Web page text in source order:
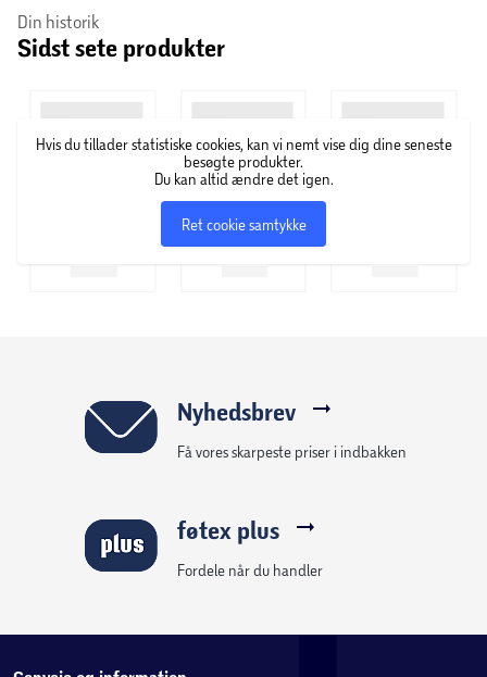
Din historik
Sidst sete produkter
Hvis du tillader statistiske cookies, kan vi nemt vise dig dine seneste
besøgte produkter.
Du kan altid ændre det igen.
Ret cookie samtykke
Nyhedsbrev
Få vores skarpeste priser i indbakken
føtex plus
Fordele når du handler